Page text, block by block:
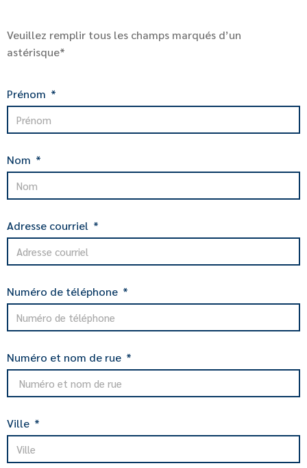
Veuillez remplir tous les champs marqués d’un
astérisque*
Prénom
Nom
Adresse courriel
Numéro de téléphone
Numéro et nom de rue
Ville